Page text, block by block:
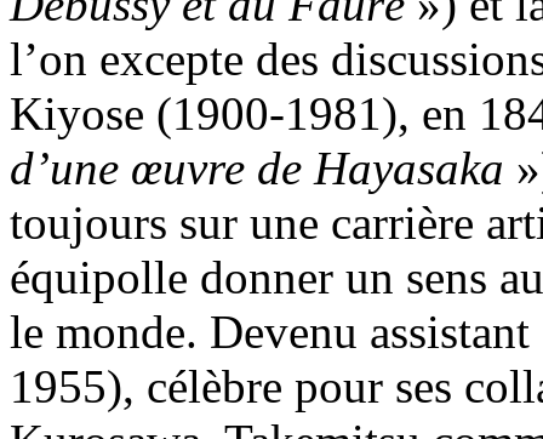
l’on excepte des
Kiyose (1900-1981), en
d’une œuvre de Hayasaka
toujours sur une carrière
équipolle donner un sens
le monde. Devenu
1955), célèbre pour ses